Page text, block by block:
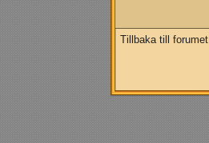
Tillbaka till forumet